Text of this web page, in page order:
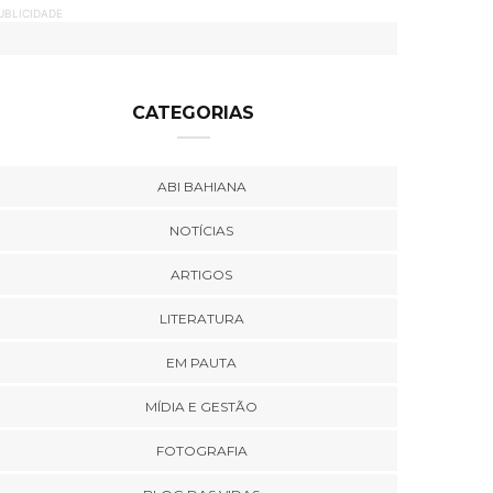
CATEGORIAS
ABI BAHIANA
NOTÍCIAS
ARTIGOS
LITERATURA
EM PAUTA
MÍDIA E GESTÃO
FOTOGRAFIA